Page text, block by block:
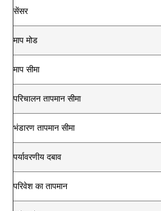
सेंसर
माप मोड
माप सीमा
परिचालन तापमान सीमा
भंडारण तापमान सीमा
पर्यावरणीय दबाव
परिवेश का तापमान